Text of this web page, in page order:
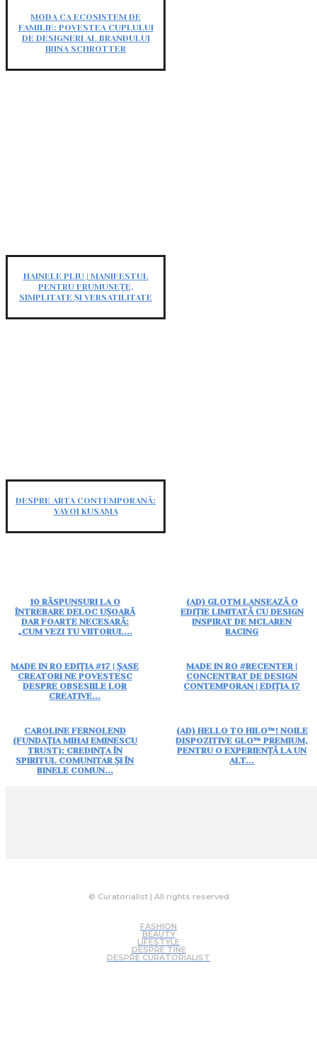
MODA CA ECOSISTEM DE
FAMILIE: POVESTEA CUPLULUI
DE DESIGNERI AL BRANDULUI
IRINA SCHROTTER
HAINELE PLIU | MANIFESTUL
PENTRU FRUMUSEȚE,
SIMPLITATE ȘI VERSATILITATE
DESPRE ARTA CONTEMPORANĂ:
YAYOI KUSAMA
10 RĂSPUNSURI LA O
ÎNTREBARE DELOC UȘOARĂ
DAR FOARTE NECESARĂ:
„CUM VEZI TU VIITORUL...
(AD) GLOTM LANSEAZĂ O
EDIȚIE LIMITATĂ CU DESIGN
INSPIRAT DE MCLAREN
RACING
MADE IN RO EDIȚIA #17 | ȘASE
CREATORI NE POVESTESC
DESPRE OBSESIILE LOR
CREATIVE...
MADE IN RO #RECENTER |
CONCENTRAT DE DESIGN
CONTEMPORAN | EDIȚIA 17
CAROLINE FERNOLEND
(FUNDAȚIA MIHAI EMINESCU
TRUST): CREDINȚA ÎN
SPIRITUL COMUNITAR ȘI ÎN
BINELE COMUN...
(AD) HELLO TO HILO™! NOILE
DISPOZITIVE GLO™ PREMIUM,
PENTRU O EXPERIENȚĂ LA UN
ALT...
© Curatorialist | All rights reserved
FASHION
BEAUTY
LIFESTYLE
DESPRE TINE
DESPRE CURATORIALIST